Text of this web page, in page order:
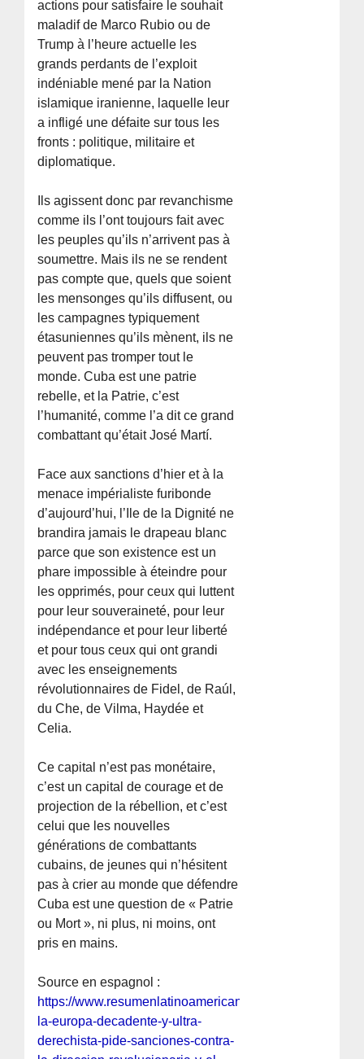
actions pour satisfaire le souhait
maladif de Marco Rubio ou de
Trump à l’heure actuelle les
grands perdants de l’exploit
indéniable mené par la Nation
islamique iranienne, laquelle leur
a infligé une défaite sur tous les
fronts : politique, militaire et
diplomatique.
Ils agissent donc par revanchisme
comme ils l’ont toujours fait avec
les peuples qu’ils n’arrivent pas à
soumettre. Mais ils ne se rendent
pas compte que, quels que soient
les mensonges qu’ils diffusent, ou
les campagnes typiquement
étasuniennes qu’ils mènent, ils ne
peuvent pas tromper tout le
monde. Cuba est une patrie
rebelle, et la Patrie, c’est
l’humanité, comme l’a dit ce grand
combattant qu’était José Martí.
Face aux sanctions d’hier et à la
menace impérialiste furibonde
d’aujourd’hui, l’Ile de la Dignité ne
brandira jamais le drapeau blanc
parce que son existence est un
phare impossible à éteindre pour
les opprimés, pour ceux qui luttent
pour leur souveraineté, pour leur
indépendance et pour leur liberté
et pour tous ceux qui ont grandi
avec les enseignements
révolutionnaires de Fidel, de Raúl,
du Che, de Vilma, Haydée et
Celia.
Ce capital n’est pas monétaire,
c’est un capital de courage et de
projection de la rébellion, et c’est
celui que les nouvelles
générations de combattants
cubains, de jeunes qui n’hésitent
pas à crier au monde que défendre
Cuba est une question de « Patrie
ou Mort », ni plus, ni moins, ont
pris en mains.
Source en espagnol :
https://www.resumenlatinoamericano.org/2026/06/18/
la-europa-decadente-y-ultra-
derechista-pide-sanciones-contra-